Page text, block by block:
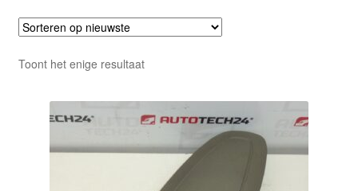
Toont het enige resultaat